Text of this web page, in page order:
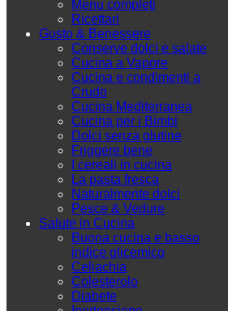
Menu completi
Ricettari
Gusto & Benessere
Conserve dolci e salate
Cucina a Vapore
Cucina e condimenti a
Crudo
Cucina Mediterranea
Cucina per i Bimbi
Dolci senza glutine
Friggere bene
I cereali in cucina
La pasta fresca
Naturalmente dolci
Pesce & Vedure
Salute in Cucina
Buona cucina e basso
indice glicemico
Celiachia
Colesterolo
Diabete